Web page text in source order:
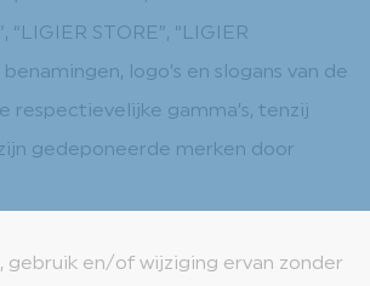
“LIGIER STORE”, “LIGIER
benamingen, logo’s en slogans van de
respectievelijke gamma’s, tenzij
gedeponeerde merken door
gebruik en/of wijziging ervan zonder